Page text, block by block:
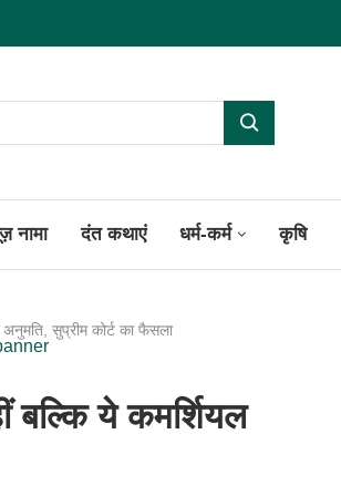
नामा दंत कथाएं धर्म-कर्म कृषि
सुप्रीम कोर्ट का फैसला
ये कमर्शियल